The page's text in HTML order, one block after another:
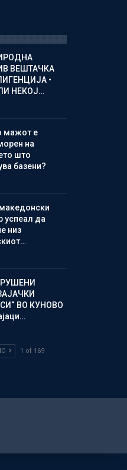
ВЕШТАЧКА
•
НЕКОЈ…
мажот е
на
што
базени?
успеал да
низ
ВО КУНОВО
1 of 169